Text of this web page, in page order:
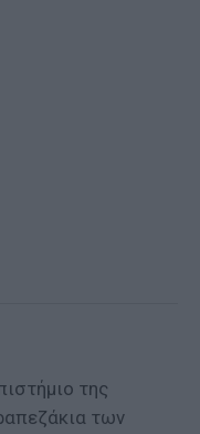
της
των